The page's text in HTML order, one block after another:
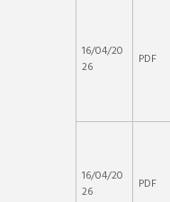
16/04/20
26
PDF
16/04/20
26
PDF